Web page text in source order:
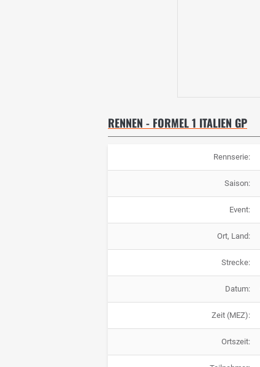
RENNEN - FORMEL 1 ITALIEN GP
Rennserie:
Saison:
Event:
Ort, Land:
Strecke:
Datum:
Zeit (MEZ):
Ortszeit: